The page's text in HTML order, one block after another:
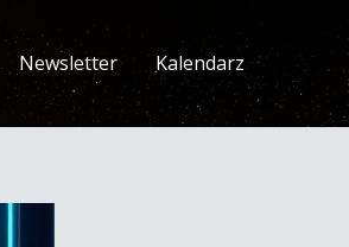
Newsletter Kalendarz